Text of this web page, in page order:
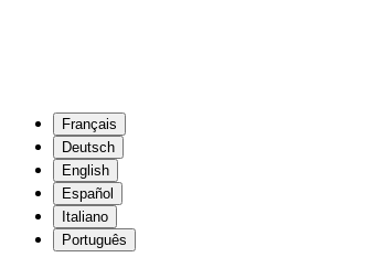
Français
Deutsch
English
Español
Italiano
Português